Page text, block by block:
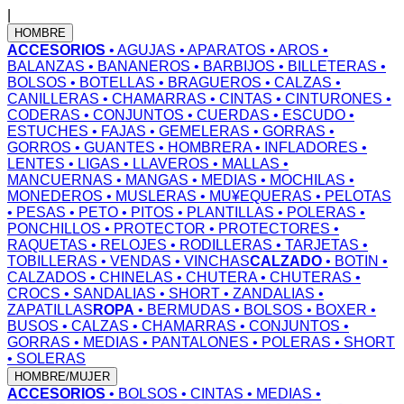
HOMBRE
ACCESORIOS • AGUJAS • APARATOS • AROS •
BALANZAS • BANANEROS • BARBIJOS • BILLETERAS •
BOLSOS • BOTELLAS • BRAGUEROS • CALZAS •
CANILLERAS • CHAMARRAS • CINTAS • CINTURONES •
CODERAS • CONJUNTOS • CUERDAS • ESCUDO •
ESTUCHES • FAJAS • GEMELERAS • GORRAS •
GORROS • GUANTES • HOMBRERA• INFLADORES •
LENTES • LIGAS • LLAVEROS • MALLAS •
MANCUERNAS • MANGAS • MEDIAS • MOCHILAS •
MONEDEROS • MUSLERAS • MU¥EQUERAS • PELOTAS
• PESAS • PETO • PITOS • PLANTILLAS • POLERAS •
PONCHILLOS • PROTECTOR • PROTECTORES •
RAQUETAS • RELOJES • RODILLERAS • TARJETAS •
TOBILLERAS • VENDAS • VINCHASCALZADO • BOTIN •
CALZADOS • CHINELAS • CHUTERA• CHUTERAS •
CROCS • SANDALIAS • SHORT • ZANDALIAS •
ZAPATILLAS ROPA • BERMUDAS • BOLSOS • BOXER •
BUSOS • CALZAS • CHAMARRAS • CONJUNTOS •
GORRAS • MEDIAS • PANTALONES • POLERAS • SHORT
• SOLERAS
HOMBRE/MUJER
ACCESORIOS • BOLSOS • CINTAS • MEDIAS •